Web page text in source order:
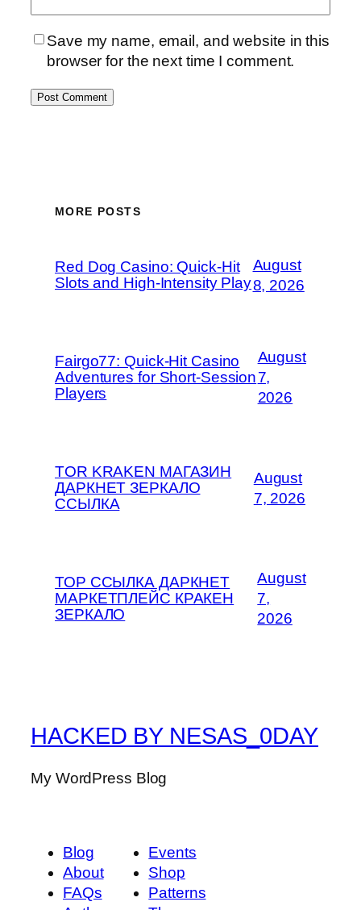
Save my name, email, and website in this
browser for the next time I comment.
MORE POSTS
Red Dog Casino: Quick‑Hit
Slots and High‑Intensity Play
August
8, 2026
Fairgo77: Quick‑Hit Casino
Adventures for Short‑Session
Players
August
7,
2026
TOR KRAKEN МАГАЗИН
ДАРКНЕТ ЗЕРКАЛО
ССЫЛКА
August
7, 2026
ТОР ССЫЛКА ДАРКНЕТ
МАРКЕТПЛЕЙС КРАКЕН
ЗЕРКАЛО
August
7,
2026
HACKED BY NESAS_0DAY
My WordPress Blog
Blog
About
FAQs
Events
Shop
Patterns